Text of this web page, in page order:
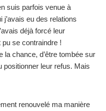
suis parfois venue à
eu des relations
déjà forcé leur
se contraindre !
la chance, d’être tombée sur
positionner leur refus. Mais
renouvelé ma manière